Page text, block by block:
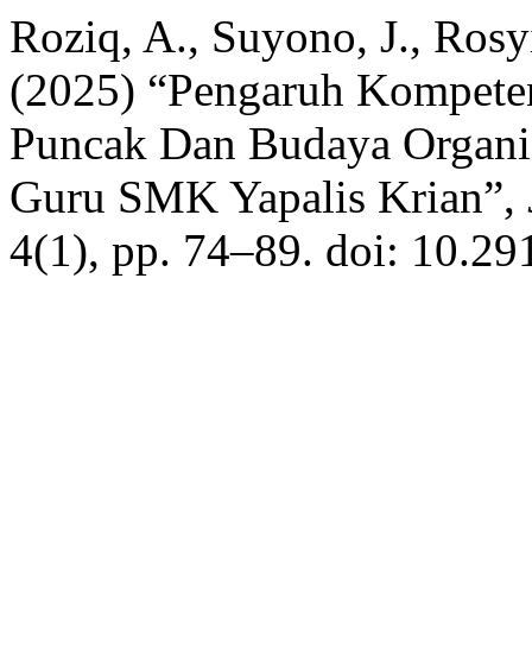
Roziq, A., Suyono, J.,
(2025) “Pengaruh
Puncak Dan Budaya
Guru SMK Yapalis Krian”,
4(1), pp. 74–89. doi: